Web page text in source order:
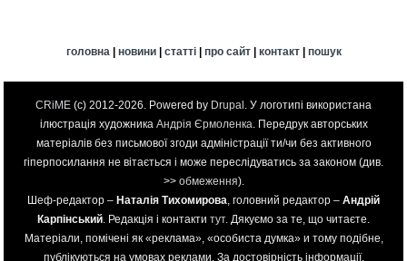
головна | новини| статті| про сайт| контакт| пошук
CRiME (c) 2012-2026. Powered by Drupal . У логотипі використана
ілюстрація художника Андрія Єрмоленка . Передрук авторських
матеріалів без письмової згоди адміністрації ти/чи без активного
гіперпосилання не вітається і може переслідуватись за законом (див.
>> обмеження).
Шеф-редактор – Наталія Тихомирова , головний редактор – Андрій
Карпінський . Редакція і контакти тут. Дякуємо за те, що читаєте.
Матеріали, помічені як «реклама», «особиста думка» и тому подібне,
публікуються на умовах реклами. За достовірність інформації,